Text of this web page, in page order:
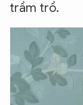
trầm trồ.